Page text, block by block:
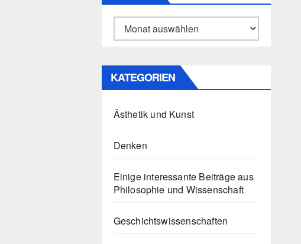
Archiv
KATEGORIEN
Ästhetik und Kunst
Denken
Einige interessante Beiträge aus
Philosophie und Wissenschaft
Geschichtswissenschaften